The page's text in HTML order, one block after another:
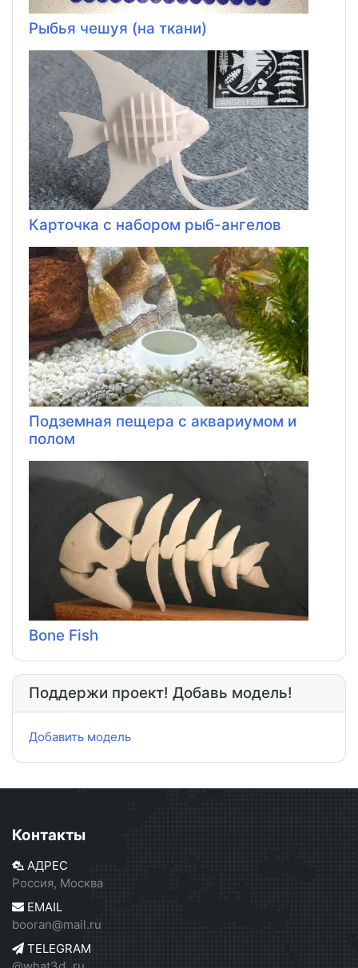
Рыбья чешуя (на ткани)
Карточка с набором рыб-ангелов
Подземная пещера с аквариумом и
полом
Bone Fish
Поддержи проект! Добавь модель!
Добавить модель
Контакты
АДРЕС
Россия, Москва
EMAIL
booran@mail.ru
TELEGRAM